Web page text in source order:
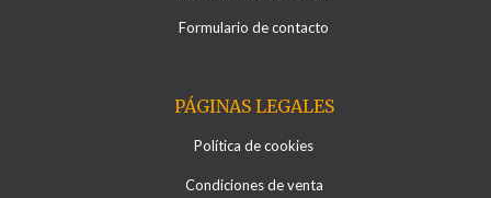
Formulario de contacto
PÁGINAS LEGALES
Política de cookies
Condiciones de venta